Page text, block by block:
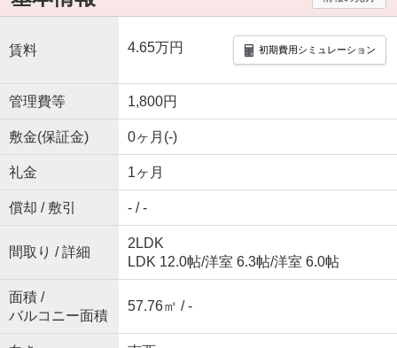
賃料 4.65万円 初期費用シミュレーション
管理費等 1,800円
敷金(保証金) 0ヶ月(-)
礼金 1ヶ月
償却 / 敷引 - / -
間取り / 詳細
2LDK
LDK 12.0帖/洋室 6.3帖/洋室 6.0帖
面積 /
バルコニー面積
57.76㎡ / -